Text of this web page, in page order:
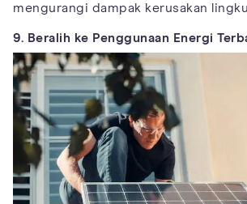
mengurangi dampak kerusakan
9. Beralih ke Penggunaan Energi